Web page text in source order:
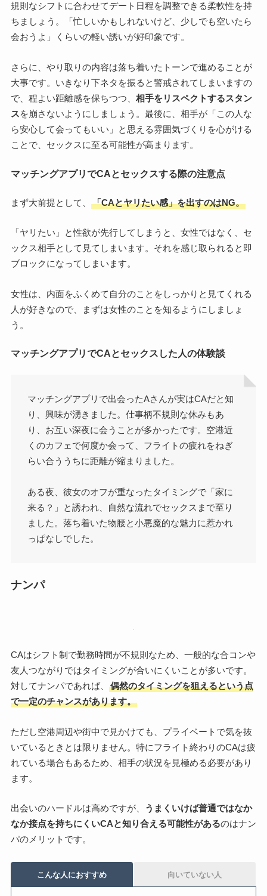
規則なシフトに合わせてデート日程を調整できる柔軟性を持
ちましょう。「忙しいかもしれないけど、少しでも空いたら
会おうよ」くらいの軽い誘いが好印象です。
さらに、やり取りの内容は落ち着いたトーンで進めることが
大事です。いきなり下ネタを振ると警戒されてしまいますの
で、程よい距離感を保ちつつ、 相手をリスペクトするスタン
スを崩さないようにしましょう。最後に、相手が「この人な
ら安心して会ってもいい」と思える雰囲気づくりを心がける
ことで、セックスに至る可能性が高まります。
マッチングアプリでCAとセックスする際の注意点
まず大前提として、 「CAとヤリたい感」を出すのはNG。
「ヤリたい」と性欲が先行してしまうと、女性ではなく、セ
ックス相手として見てしまいます。それを感じ取られると即
ブロックになってしまいます。
女性は、内面をふくめて自分のことをしっかりと見てくれる
人が好きなので、まずは女性のことを知るようにしましょ
う。
マッチングアプリでCAとセックスした人の体験談
マッチングアプリで出会ったAさんが実はCAだと知
り、興味が湧きました。仕事柄不規則な休みもあ
り、お互い深夜に会うことが多かったです。空港近
くのカフェで何度か会って、フライトの疲れをねぎ
らい合ううちに距離が縮まりました。
ある夜、彼女のオフが重なったタイミングで「家に
来る？」と誘われ、自然な流れでセックスまで至り
ました。落ち着いた物腰と小悪魔的な魅力に惹かれ
っぱなしでした。
ナンパ
CAはシフト制で勤務時間が不規則なため、一般的な合コンや
友人つながりではタイミングが合いにくいことが多いです。
対してナンパであれば、
偶然のタイミングを狙えるという点
で一定のチャンスがあります。
ただし空港周辺や街中で見かけても、プライベートで気を抜
いているときとは限りません。特にフライト終わりのCAは疲
れている場合もあるため、相手の状況を見極める必要があり
ます。
出会いのハードルは高めですが、
うまくいけば普通ではなか
なか接点を持ちにくいCAと知り合える可能性があるのはナン
パのメリットです。
こんな人におすすめ 向いていない人